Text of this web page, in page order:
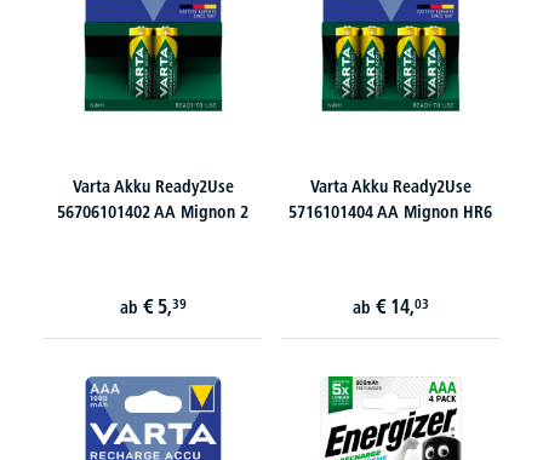
Varta Akku Ready2Use
56706101402 AA Mignon 2
ab € 5,39
Varta Akku Ready2Use
5716101404 AA Mignon HR6
ab € 14,03